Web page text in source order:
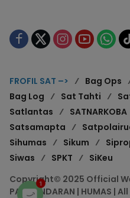
FROFIL SAT –> Bag Ops
Bag Log
Sat Tahti
Satlantas
SATNARKOBA
Satsamapta
Sihumas
Sikum
Siwas
SPKT
SiKeu
Copyright© 2025 Official
PANGANDARAN | HUMAS |
1